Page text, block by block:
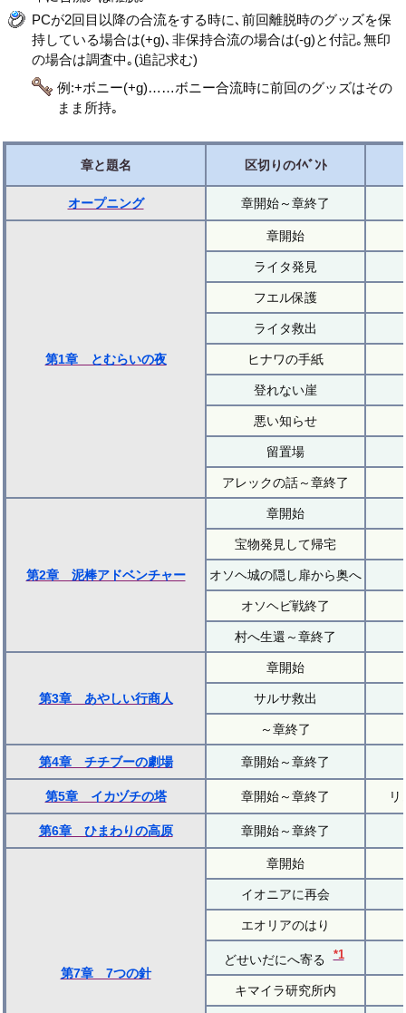
PCが2回目以降の合流をする時に､前回離脱時のグッズを保
持している場合は(+g)､非保持合流の場合は(-g)と付記｡無印
の場合は調査中｡(追記求む)
例:+ボニー(+g)……ボニー合流時に前回のグッズはその
まま所持｡
章と題名 区切りのｲﾍﾞﾝﾄ
オープニング 章開始～章終了
第1章 とむらいの夜
章開始
ライタ発見
フエル保護
ライタ救出
ヒナワの手紙
登れない崖
悪い知らせ
留置場
アレックの話～章終了
第2章 泥棒アドベンチャー
章開始
宝物発見して帰宅
オソヘ城の隠し扉から奥へ
オソヘビ戦終了
村へ生還～章終了
第3章 あやしい行商人
章開始
サルサ救出
～章終了
第4章 チチブーの劇場 章開始～章終了
第5章 イカヅチの塔 章開始～章終了
第6章 ひまわりの高原 章開始～章終了
第7章 7つの針
章開始
イオニアに再会
エオリアのはり
どせいだにへ寄る *1
キマイラ研究所内